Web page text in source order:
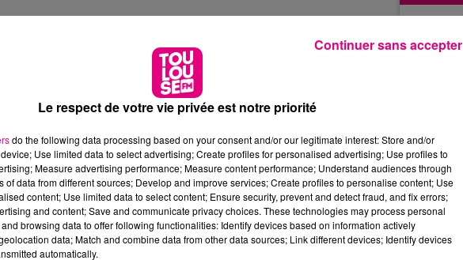
Cancer
Le respect de votre vie privée est notre priorité
do the following data processing based on your consent and/or our legitimate interest: Store and/or
Use limited data to select advertising; Create profiles for personalised advertising; Use profiles to
Measure advertising performance; Measure content performance; Understand audiences through
of data from different sources; Develop and improve services; Create profiles to personalise content; Use
content; Use limited data to select content; Ensure security, prevent and detect fraud, and fix errors;
and content; Save and communicate privacy choices. These technologies may process personal
browsing data to offer following functionalities: Identify devices based on information actively
data; Match and combine data from other data sources; Link different devices; Identify devices
automatically.
Continuer sans accepter